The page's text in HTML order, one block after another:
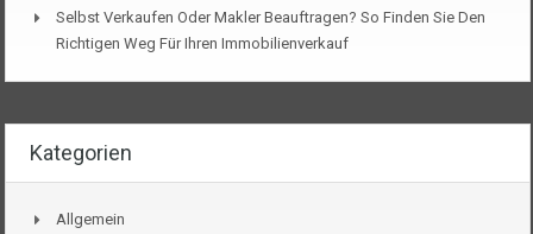
Selbst Verkaufen Oder Makler Beauftragen? So Finden Sie Den
Richtigen Weg Für Ihren Immobilienverkauf
Kategorien
Allgemein